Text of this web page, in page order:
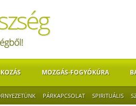
MOZGÁS-FOGYÓKÚRA
PÁRKAPCSOLAT SPIRITUÁLIS